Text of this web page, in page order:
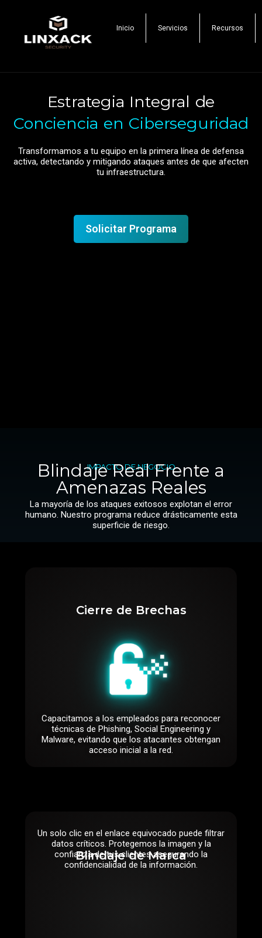
Inicio Servicios Recursos
Estrategia Integral de
Conciencia en Ciberseguridad
Transformamos a tu equipo en la primera línea de defensa
activa, detectando y mitigando ataques antes de que afecten
tu infraestructura.
Solicitar Programa
IMPACTO DE NEGOCIO
Blindaje Real Frente a
Amenazas Reales
La mayoría de los ataques exitosos explotan el error
humano. Nuestro programa reduce drásticamente esta
superficie de riesgo.
Cierre de Brechas
Capacitamos a los empleados para reconocer
técnicas de Phishing, Social Engineering y
Malware, evitando que los atacantes obtengan
acceso inicial a la red.
Blindaje de Marca
Un solo clic en el enlace equivocado puede filtrar
datos críticos. Protegemos la imagen y la
confianza de tus clientes asegurando la
confidencialidad de la información.